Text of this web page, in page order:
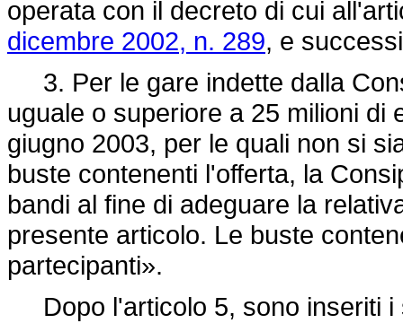
operata con il decreto di cui
dicembre 2002, n. 289, e
3. Per le gare indette dalla
uguale o superiore a 25 milioni di
giugno 2003, per le quali non si
buste contenenti l'offerta, la
bandi al fine di adeguare la
presente articolo. Le buste
partecipanti».
Dopo l'articolo 5, sono inseriti i